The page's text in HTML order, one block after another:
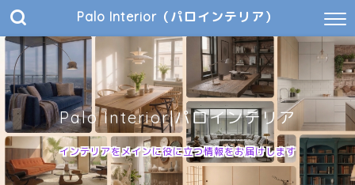
Palo Interior（パロインテリア）
Palo Interior|パロインテリア
インテリアをメインに役に立つ情報をお届けします